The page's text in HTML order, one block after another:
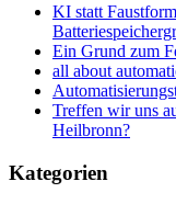
KI statt
Ein Grund zum
all about
Treffen wir uns
Heilbronn?
Kategorien